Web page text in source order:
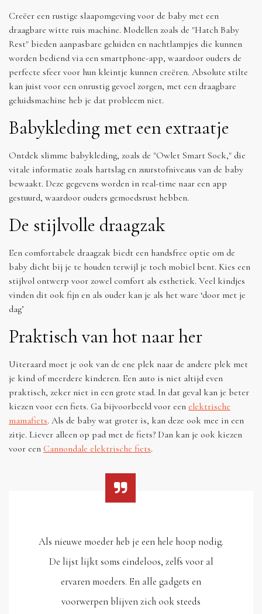
Creëer een rustige slaapomgeving voor de baby met een
draagbare witte ruis machine. Modellen zoals de "Hatch Baby
Rest" bieden aanpasbare geluiden en nachtlampjes die kunnen
worden bediend via een smartphone-app, waardoor ouders de
perfecte sfeer voor hun kleintje kunnen creëren. Absolute stilte
kan juist voor een onrustig gevoel zorgen, met een draagbare
geluidsmachine heb je dat probleem niet.
Babykleding met een extraatje
Ontdek slimme babykleding, zoals de "Owlet Smart Sock," die
vitale informatie zoals hartslag en zuurstofniveaus van de baby
bewaakt. Deze gegevens worden in real-time naar een app
gestuurd, waardoor ouders gemoedsrust hebben.
De stijlvolle draagzak
Een comfortabele draagzak biedt een handsfree optie om de
baby dicht bij je te houden terwijl je toch mobiel bent. Kies een
stijlvol ontwerp voor zowel comfort als esthetiek. Veel kindjes
vinden dit ook fijn en als ouder kan je als het ware ‘door met je
dag’
Praktisch van hot naar her
Uiteraard moet je ook van de ene plek naar de andere plek met
je kind of meerdere kinderen. Een auto is niet altijd even
praktisch, zeker niet in een grote stad. In dat geval kan je beter
kiezen voor een fiets. Ga bijvoorbeeld voor een elektrische
mamafiets. Als de baby wat groter is, kan deze ook mee in een
zitje. Liever alleen op pad met de fiets? Dan kan je ook kiezen
voor een Cannondale elektrische fiets.
Als nieuwe moeder heb je een hele hoop nodig.
De lijst lijkt soms eindeloos, zelfs voor al
ervaren moeders. En alle gadgets en
voorwerpen blijven zich ook steeds